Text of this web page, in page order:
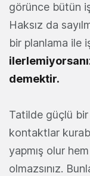
görünce bütün
Haksız da
bir planlama ile
demektir.
Tatilde güçlü
kontaktlar
yapmış olur
olmazsınız.